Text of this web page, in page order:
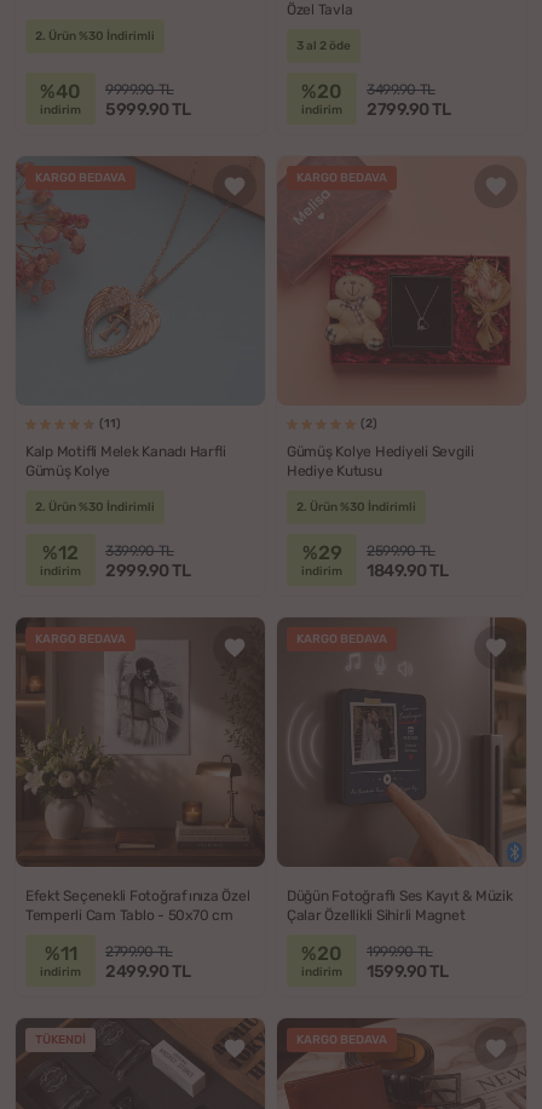
2. Ürün %30 İndirimli
%40
indirim
9999.90 TL
5999.90 TL
Özel Tavla
3 al 2 öde
%20
indirim
3499.90 TL
2799.90 TL
KARGO BEDAVA
(11)
Kalp Motifli Melek Kanadı Harfli
Gümüş Kolye
2. Ürün %30 İndirimli
%12
indirim
3399.90 TL
2999.90 TL
KARGO BEDAVA
(2)
Gümüş Kolye Hediyeli Sevgili
Hediye Kutusu
2. Ürün %30 İndirimli
%29
indirim
2599.90 TL
1849.90 TL
KARGO BEDAVA
Efekt Seçenekli Fotoğrafınıza Özel
Temperli Cam Tablo - 50x70 cm
%11
indirim
2799.90 TL
2499.90 TL
KARGO BEDAVA
Düğün Fotoğraflı Ses Kayıt & Müzik
Çalar Özellikli Sihirli Magnet
%20
indirim
1999.90 TL
1599.90 TL
TÜKENDI KARGO BEDAVA